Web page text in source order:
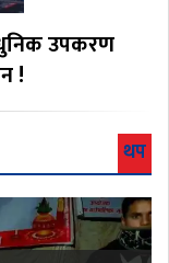
उपकरण
!
थप